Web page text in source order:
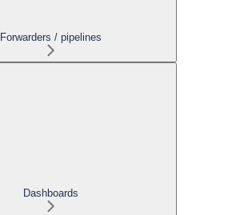
Forwarders / pipelines
Dashboards